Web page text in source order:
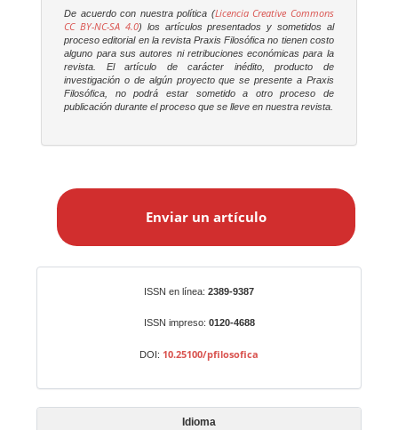
De acuerdo con nuestra política (Licencia Creative Commons
CC BY-NC-SA 4.0) los artículos presentados y sometidos al
proceso editorial en la revistaPraxis Filosófica no tienen costo
alguno para sus autores ni retribuciones económicas para la
revista. El artículo de carácter inédito, producto de
investigación o de algún proyecto que se presente a Praxis
Filosófica , no podrá estar sometido a otro proceso de
publicación durante el proceso que se lleve en nuestra revista.
a
t
í
Enviar un artículo
ISSN en línea: 2389-9387
ISSN impreso: 0120-4688
DOI: 10.25100/pfilosofica
Idioma